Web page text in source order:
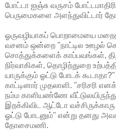
போட்டா ஐஞ்சு வருசம்
பெருமைகளை அளந்துவிட்டார்
ஓருவழியாகப் பொறாமையை
வசனம் ஒன்றை "நாட்டில ஊழல்
சொத்துக்களைக் காப்பவங்கள்,
நிர்வாகிகள், தொழிற்துறை
யாருக்கும் ஓட்டு போடக்
காட்டினார் முதலாளி. "சரிசரி
நம்ம காளியண்ணே
இறக்கிவிட ஆட்டோ
ஓட்டு போடனும்" என்று தனது
தோசைமணி.